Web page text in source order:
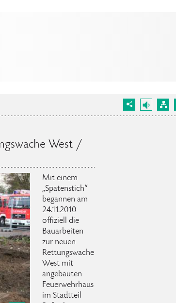
West /
Mit einem
„Spatenstich“
begannen am
24.11.2010
offiziell die
Bauarbeiten
zur neuen
Rettungswache
West mit
angebauten
Feuerwehrhaus
im Stadtteil